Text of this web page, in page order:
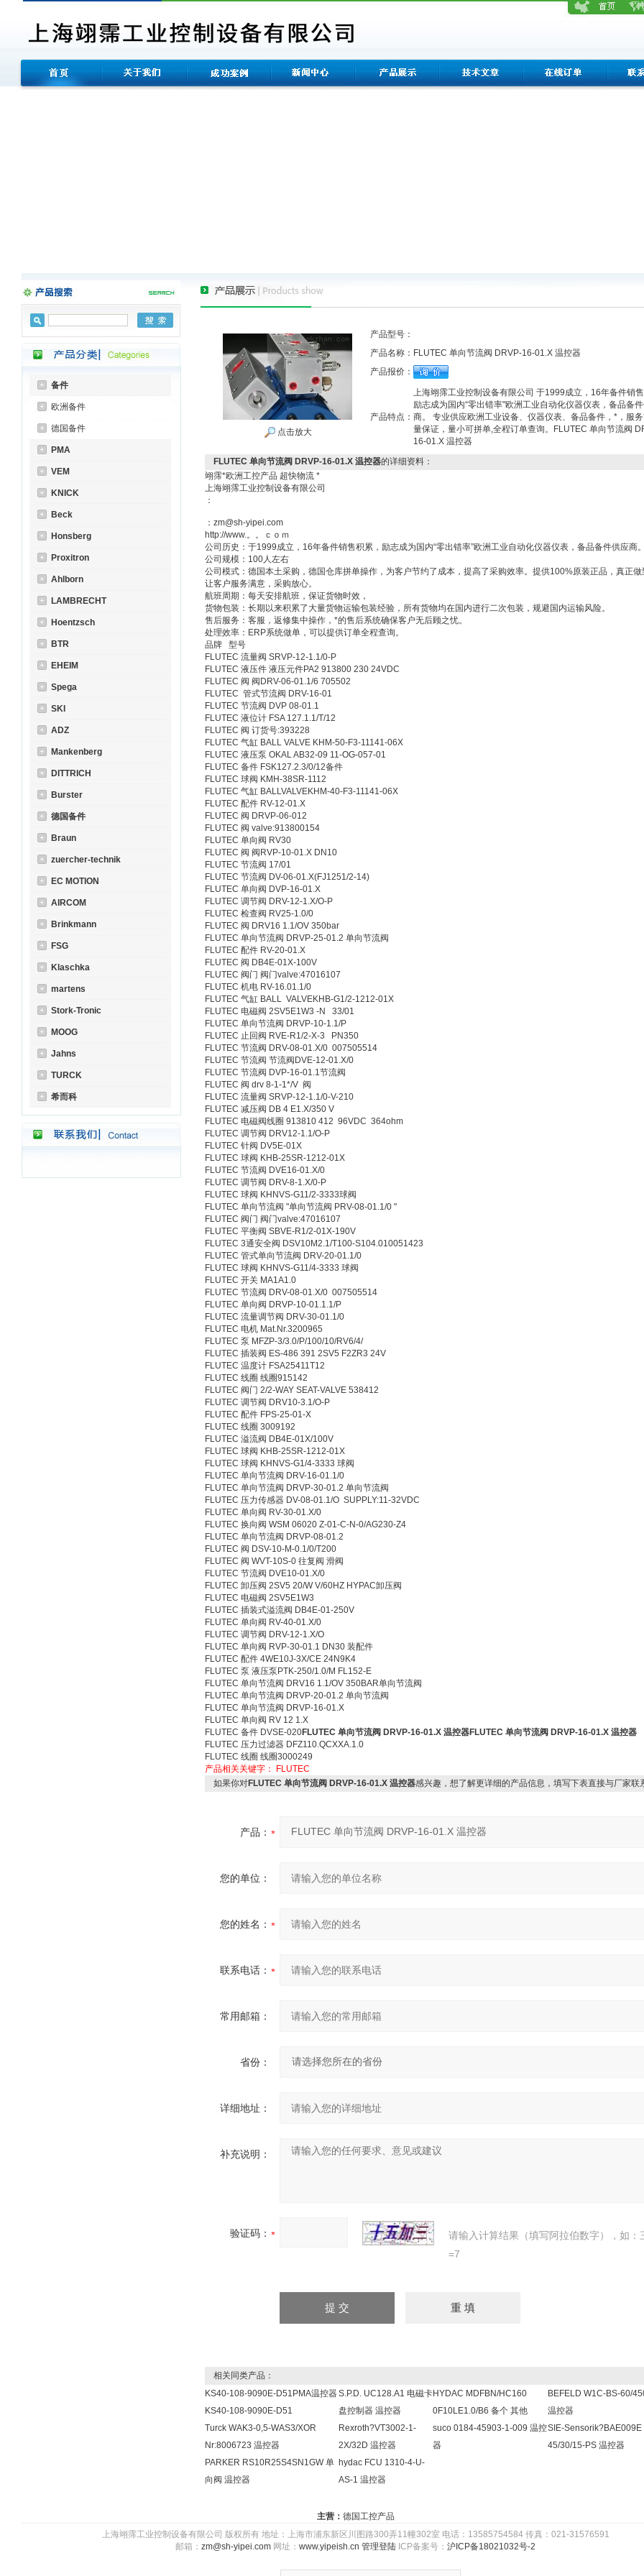
备件
欧洲备件
德国备件
PMA
VEM
KNICK
Beck
Honsberg
Proxitron
Ahlborn
LAMBRECHT
Hoentzsch
BTR
EHEIM
Spega
SKI
ADZ
Mankenberg
DITTRICH
Burster
德国备件
Braun
zuercher-technik
EC MOTION
AIRCOM
Brinkmann
FSG
Klaschka
martens
Stork-Tronic
MOOG
Jahns
TURCK
希而科
点击放大
产品型号：
产品名称： FLUTEC 单向节流阀 DRVP-16-01.X 温控器
产品报价：
产品特点：
上海翊霈工业控制设备有限公司 于1999成立，16年备件销
励志成为国内“零出错率"欧洲工业自动化仪器仪表，备品备
商。 专业供应欧洲工业设备、仪器仪表、备品备件，*，服
量保证，量小可拼单,全程订单查询。FLUTEC 单向节流阀
16-01.X 温控器
FLUTEC 单向节流阀 DRVP-16-01.X 温控器的详细资料：
翊霈*欧洲工控产品 超快物流 *
上海翊霈工业控制设备有限公司
：
：zm@sh-yipei.com
http://www.。。ｃｏｍ
公司历史：于1999成立，16年备件销售积累，励志成为国内“零出错率”欧洲工业自动化仪器仪表，备品备件供应商
公司规模：100人左右
公司模式：德国本土采购，德国仓库拼单操作，为客户节约了成本，提高了采购效率。提供100%原装正品，真正做
让客户服务满意，采购放心。
航班周期：每天安排航班，保证货物时效，
货物包装：长期以来积累了大量货物运输包装经验，所有货物均在国内进行二次包装，规避国内运输风险。
售后服务：客服，返修集中操作，*的售后系统确保客户无后顾之忧。
处理效率：ERP系统做单，可以提供订单全程查询。
品牌 型号
FLUTEC 流量阀 SRVP-12-1.1/0-P
FLUTEC 液压件 液压元件PA2 913800 230 24VDC
FLUTEC 阀 阀DRV-06-01.1/6 705502
FLUTEC 管式节流阀 DRV-16-01
FLUTEC 节流阀 DVP 08-01.1
FLUTEC 液位计 FSA 127.1.1/T/12
FLUTEC 阀 订货号:393228
FLUTEC 气缸 BALL VALVE KHM-50-F3-11141-06X
FLUTEC 液压泵 OKAL AB32-09 11-OG-057-01
FLUTEC 备件 FSK127.2.3/0/12备件
FLUTEC 球阀 KMH-38SR-1112
FLUTEC 气缸 BALLVALVEKHM-40-F3-11141-06X
FLUTEC 配件 RV-12-01.X
FLUTEC 阀 DRVP-06-012
FLUTEC 阀 valve:913800154
FLUTEC 单向阀 RV30
FLUTEC 阀 阀RVP-10-01.X DN10
FLUTEC 节流阀 17/01
FLUTEC 节流阀 DV-06-01.X(FJ1251/2-14)
FLUTEC 单向阀 DVP-16-01.X
FLUTEC 调节阀 DRV-12-1.X/O-P
FLUTEC 检查阀 RV25-1.0/0
FLUTEC 阀 DRV16 1.1/OV 350bar
FLUTEC 单向节流阀 DRVP-25-01.2 单向节流阀
FLUTEC 配件 RV-20-01.X
FLUTEC 阀 DB4E-01X-100V
FLUTEC 阀门 阀门valve:47016107
FLUTEC 机电 RV-16.01.1/0
FLUTEC 气缸 BALL VALVEKHB-G1/2-1212-01X
FLUTEC 电磁阀 2SV5E1W3 -N 33/01
FLUTEC 单向节流阀 DRVP-10-1.1/P
FLUTEC 止回阀 RVE-R1/2-X-3 PN350
FLUTEC 节流阀 DRV-08-01.X/0 007505514
FLUTEC 节流阀 节流阀DVE-12-01.X/0
FLUTEC 节流阀 DVP-16-01.1节流阀
FLUTEC 阀 drv 8-1-1*/V 阀
FLUTEC 流量阀 SRVP-12-1.1/0-V-210
FLUTEC 减压阀 DB 4 E1.X/350 V
FLUTEC 电磁阀线圈 913810 412 96VDC 364ohm
FLUTEC 调节阀 DRV12-1.1/O-P
FLUTEC 针阀 DV5E-01X
FLUTEC 球阀 KHB-25SR-1212-01X
FLUTEC 节流阀 DVE16-01.X/0
FLUTEC 调节阀 DRV-8-1.X/0-P
FLUTEC 球阀 KHNVS-G11/2-3333球阀
FLUTEC 单向节流阀 "单向节流阀 PRV-08-01.1/0 "
FLUTEC 阀门 阀门valve:47016107
FLUTEC 平衡阀 SBVE-R1/2-01X-190V
FLUTEC 3通安全阀 DSV10M2.1/T100-S104.010051423
FLUTEC 管式单向节流阀 DRV-20-01.1/0
FLUTEC 球阀 KHNVS-G11/4-3333 球阀
FLUTEC 开关 MA1A1.0
FLUTEC 节流阀 DRV-08-01.X/0 007505514
FLUTEC 单向阀 DRVP-10-01.1.1/P
FLUTEC 流量调节阀 DRV-30-01.1/0
FLUTEC 电机 Mat.Nr.3200965
FLUTEC 泵 MFZP-3/3.0/P/100/10/RV6/4/
FLUTEC 插装阀 ES-486 391 2SV5 F2ZR3 24V
FLUTEC 温度计 FSA25411T12
FLUTEC 线圈 线圈915142
FLUTEC 阀门 2/2-WAY SEAT-VALVE 538412
FLUTEC 调节阀 DRV10-3.1/O-P
FLUTEC 配件 FPS-25-01-X
FLUTEC 线圈 3009192
FLUTEC 溢流阀 DB4E-01X/100V
FLUTEC 球阀 KHB-25SR-1212-01X
FLUTEC 球阀 KHNVS-G1/4-3333 球阀
FLUTEC 单向节流阀 DRV-16-01.1/0
FLUTEC 单向节流阀 DRVP-30-01.2 单向节流阀
FLUTEC 压力传感器 DV-08-01.1/O SUPPLY:11-32VDC
FLUTEC 单向阀 RV-30-01.X/0
FLUTEC 换向阀 WSM 06020 Z-01-C-N-0/AG230-Z4
FLUTEC 单向节流阀 DRVP-08-01.2
FLUTEC 阀 DSV-10-M-0.1/0/T200
FLUTEC 阀 WVT-10S-0 往复阀 滑阀
FLUTEC 节流阀 DVE10-01.X/0
FLUTEC 卸压阀 2SV5 20/W V/60HZ HYPAC卸压阀
FLUTEC 电磁阀 2SV5E1W3
FLUTEC 插装式溢流阀 DB4E-01-250V
FLUTEC 单向阀 RV-40-01.X/0
FLUTEC 调节阀 DRV-12-1.X/O
FLUTEC 单向阀 RVP-30-01.1 DN30 装配件
FLUTEC 配件 4WE10J-3X/CE 24N9K4
FLUTEC 泵 液压泵PTK-250/1.0/M FL152-E
FLUTEC 单向节流阀 DRV16 1.1/OV 350BAR单向节流阀
FLUTEC 单向节流阀 DRVP-20-01.2 单向节流阀
FLUTEC 单向节流阀 DRVP-16-01.X
FLUTEC 单向阀 RV 12 1.X
FLUTEC 备件 DVSE-020FLUTEC 单向节流阀 DRVP-16-01.X 温控器FLUTEC 单向节流阀 DRVP-16-01.X 温控器
FLUTEC 压力过滤器 DFZ110.QCXXA.1.0
FLUTEC 线圈 线圈3000249
产品相关关键字：
FLUTEC
如果你对FLUTEC 单向节流阀 DRVP-16-01.X 温控器感兴趣，想了解更详细的产品信息，填写下表直接与厂家联
产品：
您的单位：
您的姓名：
联系电话：
常用邮箱：
省份：
详细地址：
补充说明：
验证码：
请输入计算结果（填写阿拉伯数字），如：
=7
相关同类产品：
KS40-108-9090E-D51PMA温控器
KS40-108-9090E-D51
S.P.D. UC128.A1 电磁卡
盘控制器 温控器
HYDAC MDFBN/HC160
0F10LE1.0/B6 备个 其他
BEFELD W1C-BS-60/
温控器
Turck WAK3-0,5-WAS3/XOR
Nr:8006723 温控器
Rexroth?VT3002-1-
2X/32D 温控器
suco 0184-45903-1-009 温控
器
SIE-Sensorik?BAE009E
45/30/15-PS 温控器
PARKER RS10R25S4SN1GW 单
向阀 温控器
hydac FCU 1310-4-U-
AS-1 温控器
主营： 德国工控产品
上海翊霈工业控制设备有限公司 版权所有 地址：上海市浦东新区川图路300弄11幢302室 电话：13585754584 传真：021-31576591
邮箱： zm@sh-yipei.com 网址： www.yipeish.cn 管理登陆 ICP备案号： 沪ICP备18021032号-2